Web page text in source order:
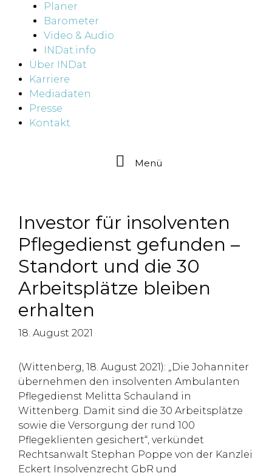
Planer
Barometer
Video & Audio
INDat.info
Über INDat
Karriere
Mediadaten
Presse
Kontakt
Menü
Investor für insolventen
Pflegedienst gefunden –
Standort und die 30
Arbeitsplätze bleiben
erhalten
18. August 2021
(Wittenberg, 18. August 2021): „Die Johanniter
übernehmen den insolventen Ambulanten
Pflegedienst Melitta Schauland in
Wittenberg. Damit sind die 30 Arbeitsplätze
sowie die Versorgung der rund 100
Pflegeklienten gesichert“, verkündet
Rechtsanwalt Stephan Poppe von der Kanzlei
Eckert Insolvenzrecht GbR und